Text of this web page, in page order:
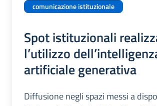
comunicazione istituzionale
Spot istituzionali
l’utilizzo
artificiale generativa
Diffusione negli spazi messi a